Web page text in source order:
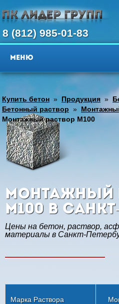
8 (812) 985-01-83
Купить бетон » Продукция »
Бетонный раствор »
Монтажный раствор М100
Монтажный
М100 в
Цены на бетон, раствор,
материалы в Санкт-
Марка Раствора